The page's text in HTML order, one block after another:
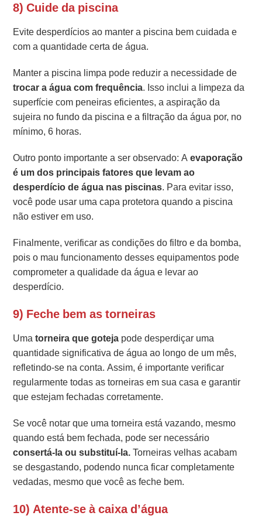
8) Cuide da piscina
Evite desperdícios ao manter a piscina bem cuidada e
com a quantidade certa de água.
Manter a piscina limpa pode reduzir a necessidade de
trocar a água com frequência. Isso inclui a limpeza da
superfície com peneiras eficientes, a aspiração da
sujeira no fundo da piscina e a filtração da água por, no
mínimo, 6 horas.
Outro ponto importante a ser observado: Aevaporação
é um dos principais fatores que levam ao
desperdício de água nas piscinas. Para evitar isso,
você pode usar uma capa protetora quando a piscina
não estiver em uso.
Finalmente, verificar as condições do filtro e da bomba,
pois o mau funcionamento desses equipamentos pode
comprometer a qualidade da água e levar ao
desperdício.
9) Feche bem as torneiras
Umatorneira que goteja pode desperdiçar uma
quantidade significativa de água ao longo de um mês,
refletindo-se na conta. Assim, é importante verificar
regularmente todas as torneiras em sua casa e garantir
que estejam fechadas corretamente.
Se você notar que uma torneira está vazando, mesmo
quando está bem fechada, pode ser necessário
consertá-la ou substituí-la.Torneiras velhas acabam
se desgastando, podendo nunca ficar completamente
vedadas, mesmo que você as feche bem.
10) Atente-se à caixa d’água